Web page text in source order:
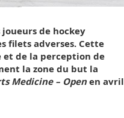
de hockey
filets adverses. Cette
et de la perception de
la zone du but la
Medicine – Openen avril